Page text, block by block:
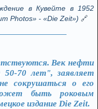
в Кувейте в 1952
Photos» - «Die Zeit») 🔗
Век нефти
70 лет", заявляет
сокрушаться о его
быть роковым
издание Die Zeit.